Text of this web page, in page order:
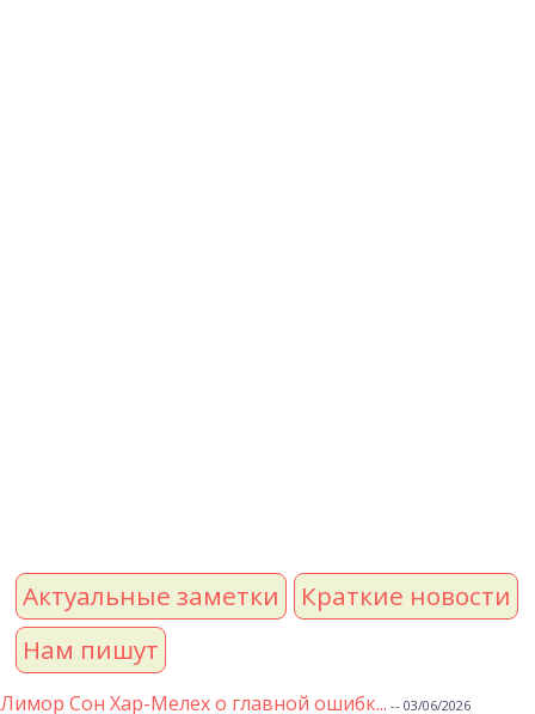
Актуальные заметки
Краткие новости
Нам пишут
Лимор Сон Хар-Мелех о главной ошибк... -- 03/06/2026